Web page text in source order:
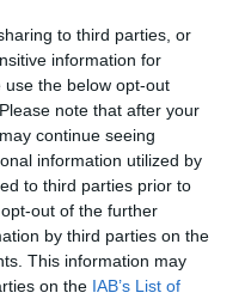
to third parties, or
information for
the below opt-out
note that after your
continue seeing
information utilized by
to third parties prior to
out of the further
by third parties on the
This information may
on the IAB’s List of